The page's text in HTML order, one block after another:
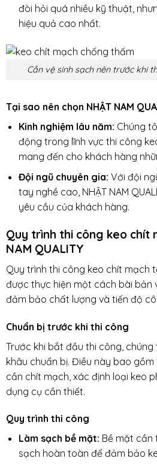
đòi hỏi quá nhiều kỹ thuật,
hiệu quả cao nhất.
Cần vệ sinh sạch nên trước khi
Tại sao nên chọn NHẬT NAM
Kinh nghiệm lâu năm: Chúng
động trong lĩnh vực thi công
mang đến cho khách hàng
Đội ngũ chuyên gia: Với đội
tay nghề cao, NHẬT NAM
yêu cầu của khách hàng.
Quy trình thi công keo chít
NAM QUALITY
Quy trình thi công keo chít mạch
được thực hiện một cách bài bản
đảm bảo chất lượng và tiến độ
Chuẩn bị trước khi thi công
Trước khi bắt đầu thi công,
khâu chuẩn bị. Điều này bao
cần chít mạch, xác định loại keo
dụng cụ cần thiết.
Quy trình thi công
Làm sạch bề mặt: Bề mặt cần
sạch hoàn toàn để đảm bảo